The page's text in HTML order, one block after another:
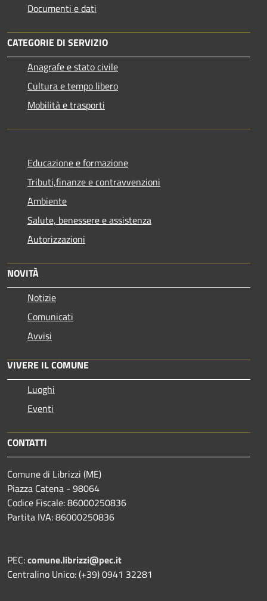
Documenti e dati
CATEGORIE DI SERVIZIO
Anagrafe e stato civile
Cultura e tempo libero
Mobilità e trasporti
Educazione e formazione
Tributi,finanze e contravvenzioni
Ambiente
Salute, benessere e assistenza
Autorizzazioni
NOVITÀ
Notizie
Comunicati
Avvisi
VIVERE IL COMUNE
Luoghi
Eventi
CONTATTI
Comune di Librizzi (ME)
Piazza Catena - 98064
Codice Fiscale: 86000250836
Partita IVA: 86000250836
PEC:comune.librizzi@pec.it
Centralino Unico: (+39) 0941 32281